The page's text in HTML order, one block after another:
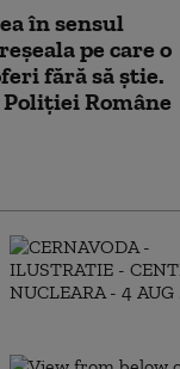
în sensul
pe care o
fără să știe.
Române